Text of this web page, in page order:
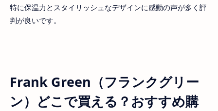
特に保温力とスタイリッシュなデザインに感動の声が多く評
判が良いです。
Frank Green（フランクグリー
ン）どこで買える？おすすめ購